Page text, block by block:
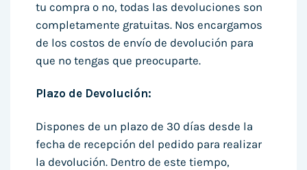
tu compra o no, todas las devoluciones son
completamente gratuitas. Nos encargamos
de los costos de envío de devolución para
que no tengas que preocuparte.
Plazo de Devolución:
Dispones de un plazo de 30 días desde la
fecha de recepción del pedido para realizar
la devolución. Dentro de este tiempo,